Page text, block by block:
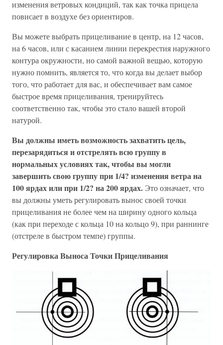
изменения ветровых кондиций, так как точка прицела
повисает в воздухе без ориентиров.
Вы можете выбрать прицеливание в центр, на 12 часов,
на 6 часов, или с касанием линии перекрестия наружного
контура окружности, но самой важной вещью, которую
нужно помнить, является то, что когда вы делает выбор
того, что работает для вас, и обеспечивает вам самое
быстрое время прицеливания, тренируйтесь
соответственно так, чтобы это стало вашей второй
натурой.
Вы должны иметь возможность захватить цель,
перезарядиться и отстрелять всю группу в
нормальных условиях так, чтобы вы могли
завершить свою группу при 1/4? изменения ветра на
100 ярдах или при 1/2? на 200 ярдах. Это означает, что
вы должны уметь регулировать вынос своей точки
прицеливания не более чем на ширину одного кольца
(как при переходе с кольца 10 на кольцо 9), при раннинге
(отстреле в быстром темпе) группы.
Регулировка Выноса Точки Прицеливания